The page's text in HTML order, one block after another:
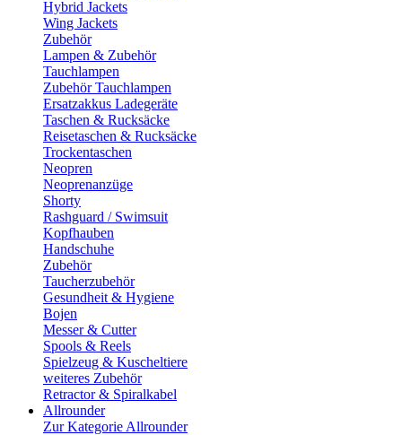
Hybrid Jackets
Wing Jackets
Zubehör
Lampen & Zubehör
Tauchlampen
Zubehör Tauchlampen
Ersatzakkus Ladegeräte
Taschen & Rucksäcke
Reisetaschen & Rucksäcke
Trockentaschen
Neopren
Neoprenanzüge
Shorty
Rashguard / Swimsuit
Kopfhauben
Handschuhe
Zubehör
Taucherzubehör
Gesundheit & Hygiene
Bojen
Messer & Cutter
Spools & Reels
Spielzeug & Kuscheltiere
weiteres Zubehör
Retractor & Spiralkabel
Allrounder
Zur Kategorie Allrounder